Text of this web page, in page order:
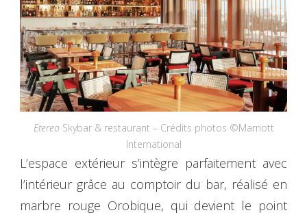
Etereo Skybar & restaurant – Crédits photos ©Marriott
International
L’espace extérieur s’intègre parfaitement avec
l’intérieur grâce au comptoir du bar, réalisé en
marbre rouge Orobique, qui devient le point